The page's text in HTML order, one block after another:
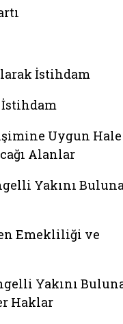
İstihdam
İstihdam
Uygun Hale
Alanlar
Yakını
Emekliliği ve
Yakını
Haklar